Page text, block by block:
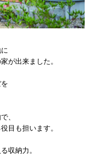
が出来ました。
、
目も担います。
収納力。